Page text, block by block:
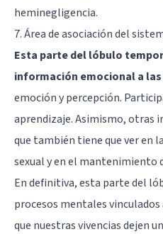
heminegligencia.
7. Área de asociación del
Esta parte del lóbulo
información emocional a
emoción y percepción.
aprendizaje. Asimismo, otras
que también tiene que ver en
sexual y en el mantenimiento
En definitiva, esta parte del
procesos mentales
que nuestras vivencias dejen